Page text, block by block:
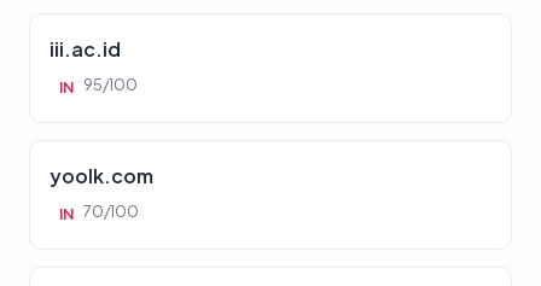
iii.ac.id
IN 95/100
yoolk.com
IN 70/100